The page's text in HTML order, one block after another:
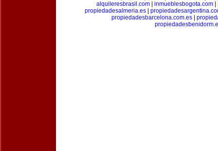
alquileresbrasil.com| inmueblesbogota.com|
propiedadesalmeria.es
propiedadesbarcelona.com.es|